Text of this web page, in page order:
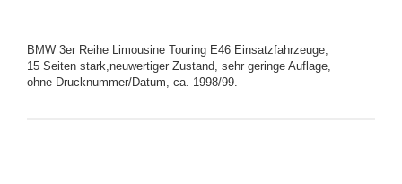
BMW 3er Reihe Limousine Touring E46 Einsatzfahrzeuge,
15 Seiten stark,neuwertiger Zustand, sehr geringe Auflage,
ohne Drucknummer/Datum, ca. 1998/99.